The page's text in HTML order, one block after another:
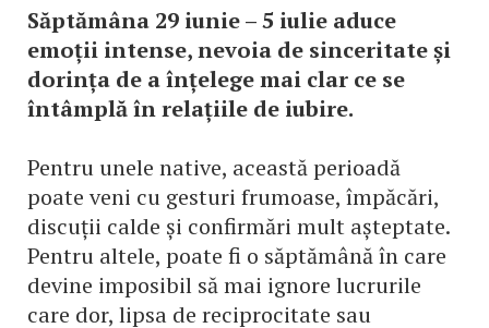
Săptămâna 29 iunie – 5 iulie aduce
emoții intense, nevoia de sinceritate și
dorința de a înțelege mai clar ce se
întâmplă în relațiile de iubire.
Pentru unele native, această perioadă
poate veni cu gesturi frumoase, împăcări,
discuții calde și confirmări mult așteptate.
Pentru altele, poate fi o săptămână în care
devine imposibil să mai ignore lucrurile
care dor, lipsa de reciprocitate sau